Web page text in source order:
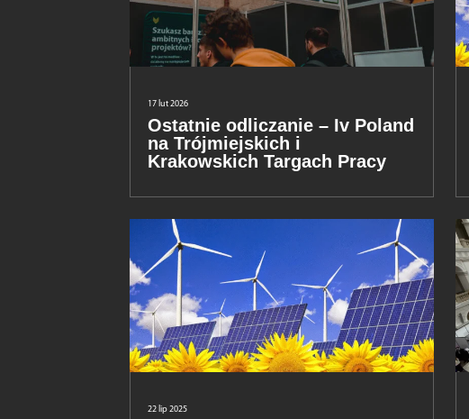
17 lut 2026
Ostatnie odliczanie – Iv Poland
na Trójmiejskich i
Krakowskich Targach Pracy
22 lip 2025